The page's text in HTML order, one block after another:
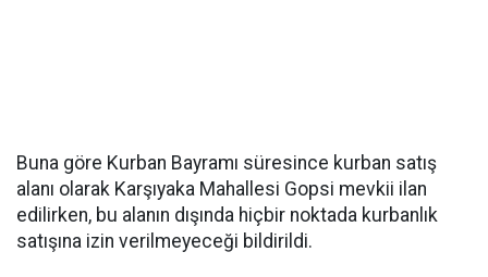
Buna göre Kurban Bayramı süresince kurban satış
alanı olarak Karşıyaka Mahallesi Gopsi mevkii ilan
edilirken, bu alanın dışında hiçbir noktada kurbanlık
satışına izin verilmeyeceği bildirildi.